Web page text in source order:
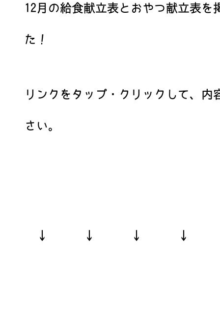
12月の給食献立表とおやつ献立表を
た！
リンクをタップ・クリックして、内
さい。
↓ ↓ ↓ ↓